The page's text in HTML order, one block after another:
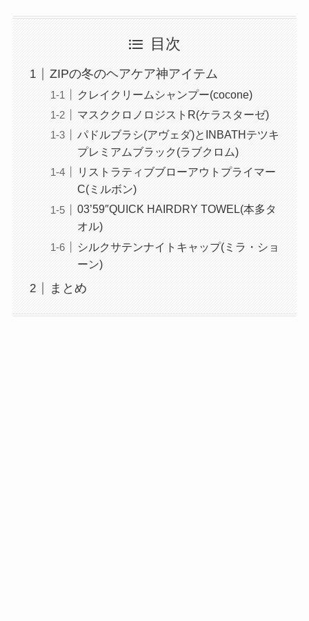
目次
ZIPの冬のヘアケア神アイテム
クレイクリームシャンプー(cocone)
マスククロノロジストR(ケラスターゼ)
パドルブラシ(アヴェダ)とINBATHテツキ
プレミアムブラック(ラブクロム)
リストラティブブローアウトプライマー
C(ミルボン)
03’59″QUICK HAIRDRY TOWEL(本多タ
オル)
シルクサテンナイトキャップ(ミラ・ショ
ーン)
まとめ